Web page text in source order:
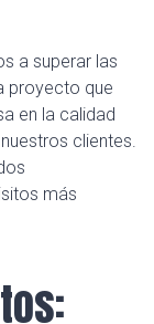
a superar las
proyecto que
en la calidad
clientes.
más